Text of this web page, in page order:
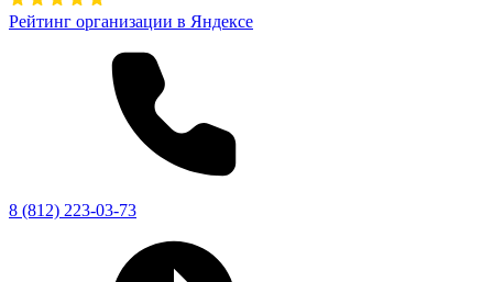
Рейтинг организации в Яндексе
8 (812) 223-03-73